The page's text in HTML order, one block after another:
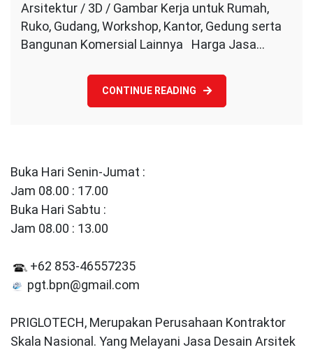
Rumah
Penajam
Arsitektur / 3D / Gambar Kerja untuk Rumah,
Ruko, Gudang, Workshop, Kantor, Gedung serta
Bangunan Komersial Lainnya Harga Jasa…
CONTINUE READING
Buka Hari Senin-Jumat :
Jam 08.00 : 17.00
Buka Hari Sabtu :
Jam 08.00 : 13.00
+62 853-46557235
pgt.bpn@gmail.com
PRIGLOTECH, Merupakan Perusahaan Kontraktor
Skala Nasional. Yang Melayani Jasa Desain Arsitek